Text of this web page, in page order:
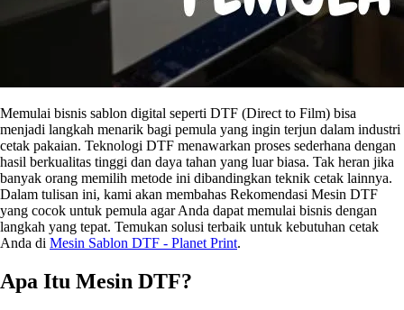
Memulai bisnis sablon digital seperti DTF (Direct to Film) bisa
menjadi langkah menarik bagi pemula yang ingin terjun dalam industri
cetak pakaian. Teknologi DTF menawarkan proses sederhana dengan
hasil berkualitas tinggi dan daya tahan yang luar biasa. Tak heran jika
banyak orang memilih metode ini dibandingkan teknik cetak lainnya.
Dalam tulisan ini, kami akan membahas Rekomendasi Mesin DTF
yang cocok untuk pemula agar Anda dapat memulai bisnis dengan
langkah yang tepat. Temukan solusi terbaik untuk kebutuhan cetak
Anda di Mesin Sablon DTF - Planet Print.
Apa Itu Mesin DTF?